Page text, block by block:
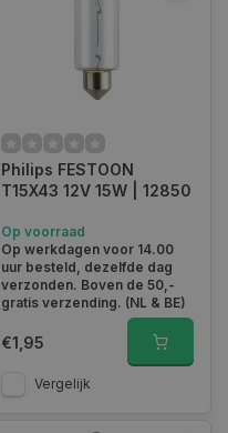
Philips FESTOON
T15X43 12V 15W | 12850
Op voorraad
Op werkdagen voor 14.00
uur besteld, dezelfde dag
verzonden. Boven de 50,-
gratis verzending. (NL & BE)
€1,95
Vergelijk